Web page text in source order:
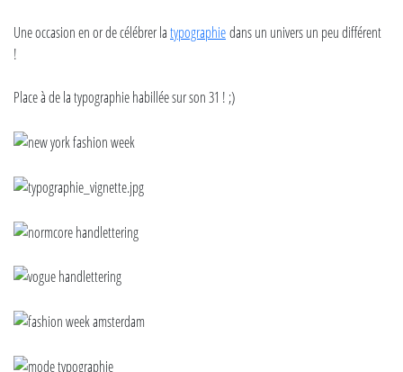
Une occasion en or de célébrer latypographiedans un univers un peu différent
!
Place à de la typographie habillée sur son 31 ! ;)